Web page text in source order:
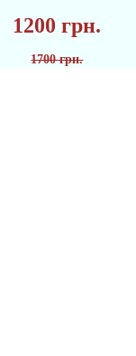
1200 грн.
1700 грн.